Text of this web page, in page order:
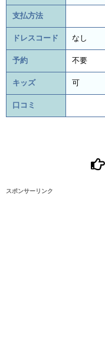
支払方法
ドレスコード なし
予約 不要
キッズ 可
口コミ
スポンサーリンク